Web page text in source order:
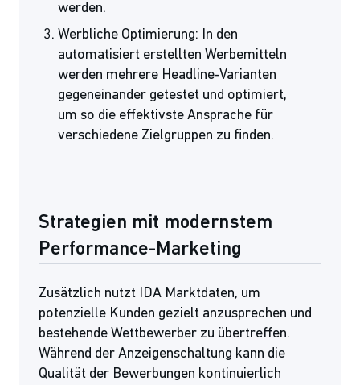
werden.
Werbliche Optimierung: In den
automatisiert erstellten Werbemitteln
werden mehrere Headline-Varianten
gegeneinander getestet und optimiert,
um so die effektivste Ansprache für
verschiedene Zielgruppen zu finden.
Strategien mit modernstem
Performance-Marketing
Zusätzlich nutzt IDA Marktdaten, um
potenzielle Kunden gezielt anzusprechen und
bestehende Wettbewerber zu übertreffen.
Während der Anzeigenschaltung kann die
Qualität der Bewerbungen kontinuierlich